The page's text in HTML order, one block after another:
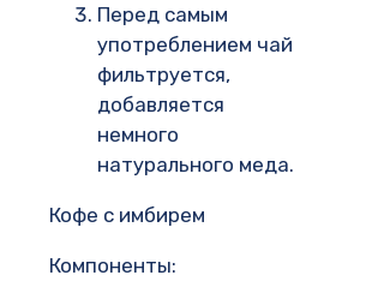
Перед самым
употреблением чай
фильтруется,
добавляется
немного
натурального меда.
Кофе с имбирем
Компоненты: